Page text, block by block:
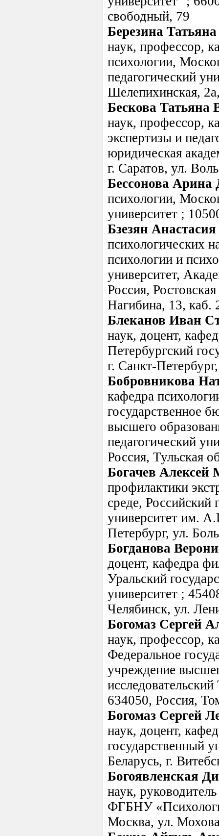
свободный, 79
Березина
наук, профессор,
психологии,
педагогический
Шелепихинская,
Бескова Татьяна
наук, профессор,
экспертизы и
юридическая
г. Саратов, ул.
Бессонова Арина
психологии,
университет ;
Бзезян
психологических
психологии и
университет,
Россия,
Нагибина, 13, каб.
Блеканов Иван
наук, доцент,
Петербургский
г. Санкт-
Бобровникова
кафедра
государственное
высшего
педагогический
Россия, Тульская
Богачев Алексей
профилактики
среде, Российский
университет им.
Петербург, ул.
Богданова
доцент, кафедра
Уральский
университет ;
Челябинск, ул.
Богомаз Сергей
наук, профессор,
Федеральное
учреждение
634050, Россия,
Богомаз Сергей
наук, доцент,
государственный
Беларусь, г.
Богоявленская
наук,
ФГБНУ
Москва, ул.